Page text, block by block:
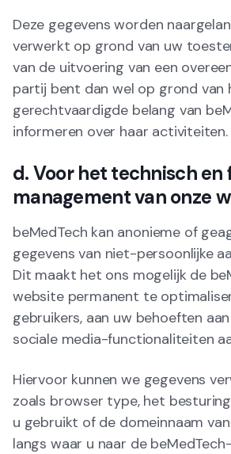
Deze gegevens worden
verwerkt op grond van uw
van de uitvoering van een
partij bent dan wel op grond van
gerechtvaardigde belang van
informeren over haar activiteiten.
d. Voor het technisch
management van onze
beMedTech kan anonieme of
gegevens van niet-persoonlijke
Dit maakt het ons mogelijk de
website permanent te
gebruikers, aan uw behoeften
sociale media-functionaliteiten
Hiervoor kunnen we gegevens
zoals browser type, het
u gebruikt of de domeinnaam
langs waar u naar de